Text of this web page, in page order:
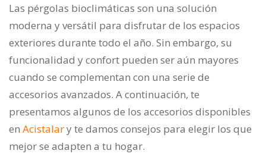
Las pérgolas bioclimáticas son una solución
moderna y versátil para disfrutar de los espacios
exteriores durante todo el año. Sin embargo, su
funcionalidad y confort pueden ser aún mayores
cuando se complementan con una serie de
accesorios avanzados. A continuación, te
presentamos algunos de los accesorios disponibles
en Acistalary te damos consejos para elegir los que
mejor se adapten a tu hogar.